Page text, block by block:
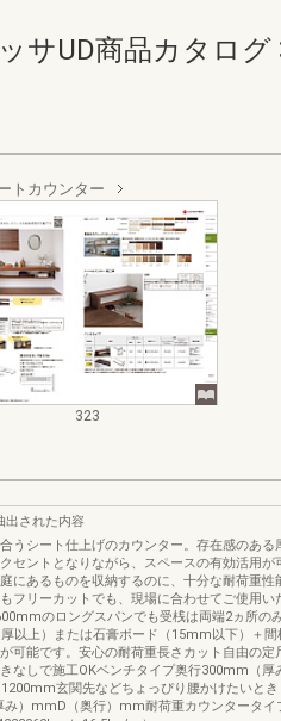
サUD商品カタログ
トカウンター
323
出された内容
うシート仕上げのカウンター。存在感のある
セントとなりながら、スペースの有効活用が
にあるものを収納するのに、十分な耐荷重性
フリーカットでも、現場に合わせてご使用い
のロングスパンでも受桟は両端2ヵ所のみ
以上）または石膏ボード（15mm以下）＋間
可能です。安心の耐荷重長さカット自由の定
なしで施工OKベンチタイプ奥行300mm（厚
玄関先などちょっぴり腰かけたいとき
み）mmD（奥行）mm耐荷重カウンタータイ